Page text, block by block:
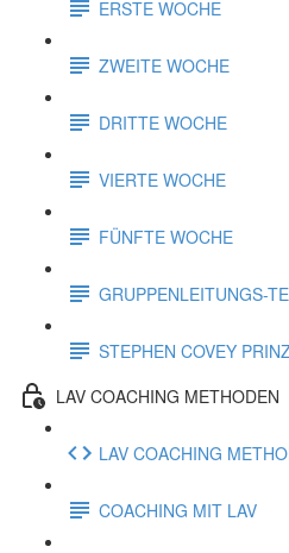
ERSTE WOCHE
ZWEITE WOCHE
DRITTE WOCHE
VIERTE WOCHE
FÜNFTE WOCHE
GRUPPENLEITUNGS-
STEPHEN COVEY
LAV COACHING METHODEN
LAV COACHING
COACHING MIT LAV